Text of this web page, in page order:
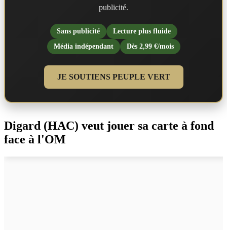
publicité.
Sans publicité
Lecture plus fluide
Média indépendant
Dès 2,99 €/mois
JE SOUTIENS PEUPLE VERT
Digard (HAC) veut jouer sa carte à fond
face à l'OM